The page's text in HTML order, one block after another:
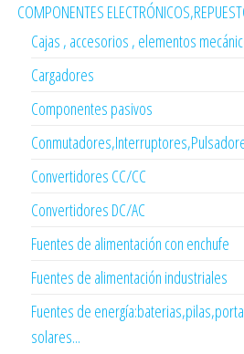
COMPONENTES
Cajas , accesorios , elementos
Cargadores
Componentes pasivos
Convertidores CC/CC
Convertidores DC/AC
Fuentes de alimentación con enchufe
Fuentes de alimentación industriales
Fuentes de
solares...